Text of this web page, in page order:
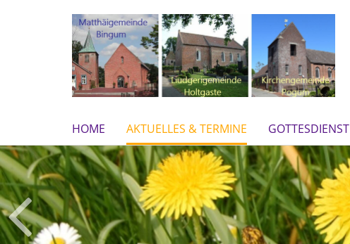
HOME AKTUELLES & TERMINE GOTTESDIENST